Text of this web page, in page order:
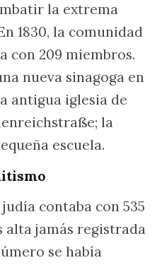
la extrema
1830, la comunidad
con 209 miembros.
nueva sinagoga en
antigua iglesia de
la
escuela.
contaba con 535
alta jamás registrada
se había